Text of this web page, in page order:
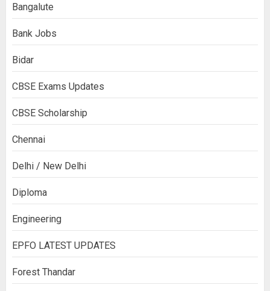
Bangalute
Bank Jobs
Bidar
CBSE Exams Updates
CBSE Scholarship
Chennai
Delhi / New Delhi
Diploma
Engineering
EPFO LATEST UPDATES
Forest Thandar